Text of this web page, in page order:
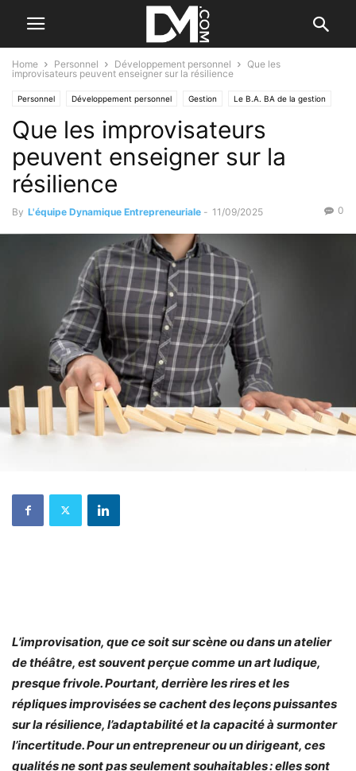
Home Personnel Développement personnel
Que les
improvisateurs peuvent enseigner sur la résilience
Personnel Développement personnel Gestion Le B.A. BA de la gestion
Management Les qualités de l'entrepreneur
Que les improvisateurs
peuvent enseigner sur la
résilience
By L'équipe Dynamique Entrepreneuriale - 11/09/2025 0
L’improvisation, que ce soit sur scène ou dans un atelier
de théâtre, est souvent perçue comme un art ludique,
presque frivole. Pourtant, derrière les rires et les
répliques improvisées se cachent des leçons puissantes
sur la résilience, l’adaptabilité et la capacité à surmonter
l’incertitude. Pour un entrepreneur ou un dirigeant, ces
qualités ne sont pas seulement souhaitables : elles sont